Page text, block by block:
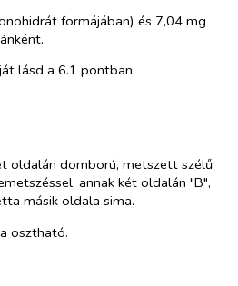
formájában) és 7,04 mg
lásd a 6.1 pontban.
oldalán domború, metszett szélű
annak két oldalán "B",
másik oldala sima.
osztható.